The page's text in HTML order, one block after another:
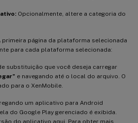
Opcionalmente, altere a categoria do
primeira página da plataforma selecionada
para cada plataforma selecionada:
substituição que você deseja carregar
e navegando até o local do arquivo. O
para o XenMobile.
um aplicativo para Android
do Google Play gerenciado é exibida.
do aplicativo aqui. Para obter mais